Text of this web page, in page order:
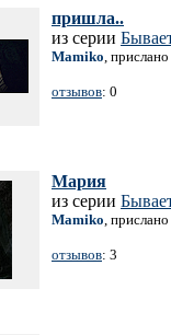
пришла..
из серии
Mamiko,
отзывов: 0
Мария
из серии
Mamiko,
отзывов: 3